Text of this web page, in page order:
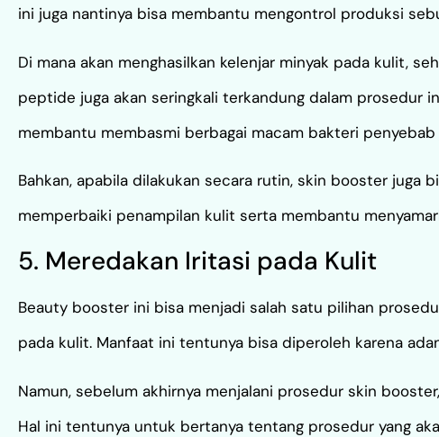
ini juga nantinya bisa membantu mengontrol produksi
Di mana akan menghasilkan kelenjar minyak pada kulit,
peptide juga akan seringkali terkandung dalam prosedur
membantu membasmi berbagai macam bakteri penyebab
Bahkan, apabila dilakukan secara rutin, skin booster juga
memperbaiki penampilan kulit serta membantu
5. Meredakan Iritasi pada Kulit
Beauty booster ini bisa menjadi salah satu pilihan
pada kulit. Manfaat ini tentunya bisa diperoleh karena
Namun, sebelum akhirnya menjalani prosedur skin
Hal ini tentunya untuk bertanya tentang prosedur yang